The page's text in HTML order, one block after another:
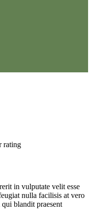
rating
in vulputate velit esse
nulla facilisis at vero
blandit praesent